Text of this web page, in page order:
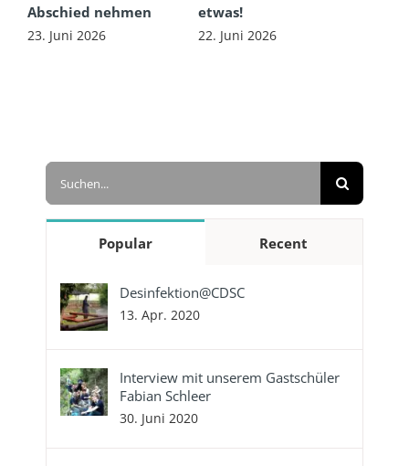
Abschied nehmen
23. Juni 2026
etwas!
22. Juni 2026
Suche
Popular Recent
Desinfektion@CDSC
13. Apr. 2020
Interview mit unserem Gastschüler
Fabian Schleer
30. Juni 2020